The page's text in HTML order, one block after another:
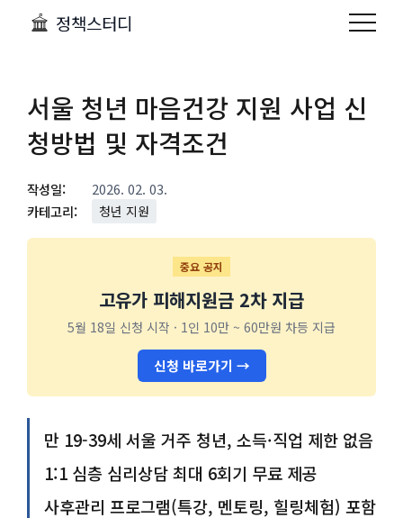
정책스터디
서울 청년 마음건강 지원 사업 신
청방법 및 자격조건
작성일:
2026. 02. 03.
카테고리:
청년 지원
중요 공지
고유가 피해지원금 2차 지급
5월 18일 신청 시작 · 1인 10만 ~ 60만원 차등 지급
신청 바로가기 →
만 19-39세 서울 거주 청년, 소득·직업 제한 없음
1:1 심층 심리상담 최대 6회기 무료 제공
사후관리 프로그램(특강, 멘토링, 힐링체험) 포함